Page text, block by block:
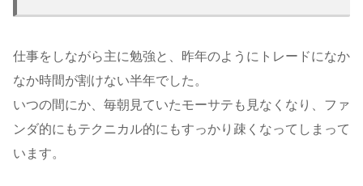
仕事をしながら主に勉強と、昨年のようにトレードになか
なか時間が割けない半年でした。
いつの間にか、毎朝見ていたモーサテも見なくなり、ファ
ンダ的にもテクニカル的にもすっかり疎くなってしまって
います。